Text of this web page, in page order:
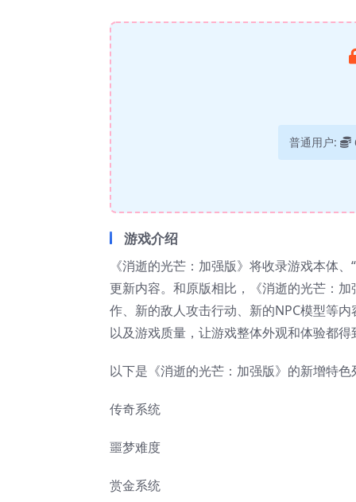
普通用户:
游戏介绍
《消逝的光芒：加强版》将收录游戏本体
更新内容。和原版相比，《消逝的光芒：
作、新的敌人攻击行动、新的NPC模型等
以及游戏质量，让游戏整体外观和体验都得
以下是《消逝的光芒：加强版》的新增特色
传奇系统
噩梦难度
赏金系统